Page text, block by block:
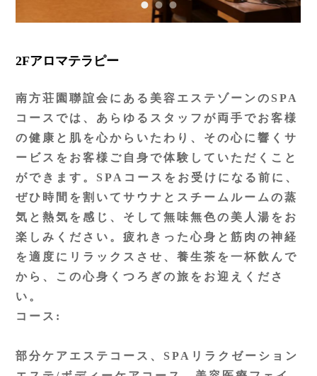
2Fアロマテラピー
南方荘園聯誼会にある美容エステゾーンのSPA
コースでは、あらゆるスタッフが両手でお客様
の健康と肌を心からいたわり、その心に響くサ
ービスをお客様ご自身で体験していただくこと
ができます。SPAコースをお受けになる前に、
ぜひ時間を割いてサウナとスチームルームの蒸
気と熱気を感じ、そして無味無色の美人湯をお
楽しみください。疲れきった心身と筋肉の神経
を適度にリラックスさせ、養生茶を一杯飲んで
から、この心身くつろぎの旅をお迎えくださ
い。
コース:
部分ケアエステコース、SPAリラクゼーション